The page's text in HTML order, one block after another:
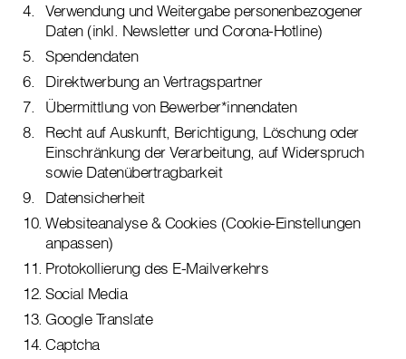
Verwendung und Weitergabe personenbezogener
Daten (inkl. Newsletter und Corona-Hotline)
Spendendaten
Direktwerbung an Vertragspartner
Übermittlung von Bewerber*innendaten
Recht auf Auskunft, Berichtigung, Löschung oder
Einschränkung der Verarbeitung, auf Widerspruch
sowie Datenübertragbarkeit
Datensicherheit
Websiteanalyse & Cookies (Cookie-Einstellungen
anpassen)
Protokollierung des E-Mailverkehrs
Social Media
Google Translate
Captcha